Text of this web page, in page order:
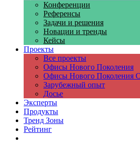
Конференции
Референсы
Задачи и решения
Новации и тренды
Кейсы
Проекты
Все проекты
Офисы Нового Поколения
Офисы Нового Поколения
Зарубежный опыт
Досье
Эксперты
Продукты
Тренд Зоны
Рейтинг